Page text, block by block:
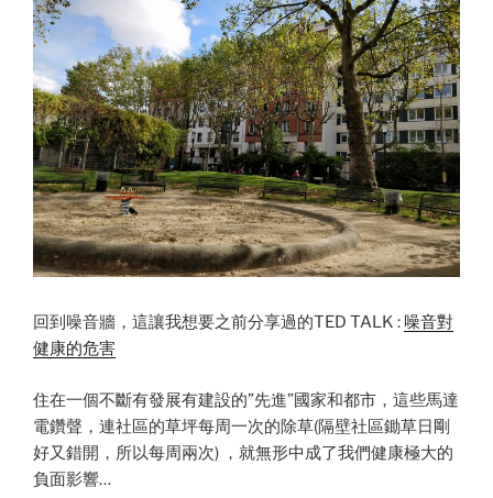
回到噪音牆，這讓我想要之前分享過的TED TALK : 噪音對
健康的危害
住在一個不斷有發展有建設的”先進”國家和都市，這些馬達
電鑽聲，連社區的草坪每周一次的除草(隔壁社區鋤草日剛
好又錯開，所以每周兩次) ，就無形中成了我們健康極大的
負面影響…